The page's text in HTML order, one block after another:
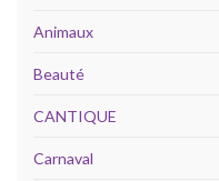
Animaux
Beauté
CANTIQUE
Carnaval